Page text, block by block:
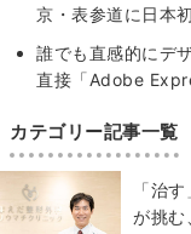
京・表参道に日本
誰でも直感的にデ
直接「Adobe
カテゴリー記事一覧
「治
が挑む